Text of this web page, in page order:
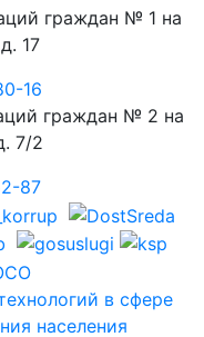
граждан № 1 на
17
16
граждан № 2 на
7/2
87